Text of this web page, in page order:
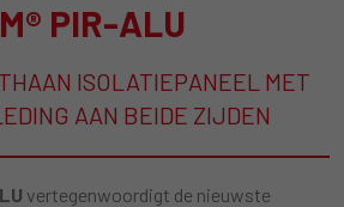
PIR-ALU
ISOLATIEPANEEL MET
AAN BEIDE ZIJDEN
vertegenwoordigt de nieuwste